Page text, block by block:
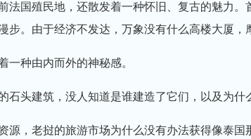
国殖民地，还散发着一种怀旧、复古的魅力。
步。由于经济不发达，万象没有什么高楼大厦，
种由内而外的神秘感。
头建筑，没人知道是谁建造了它们，以及为什
，老挝的旅游市场为什么没有办法获得像泰国